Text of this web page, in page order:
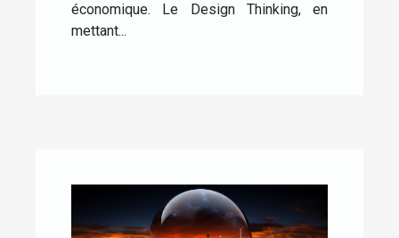
économique. Le Design Thinking, en
mettant...